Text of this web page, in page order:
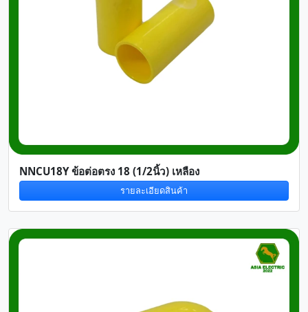
NNCU18Y ข้อต่อตรง 18 (1/2นิ้ว) เหลือง
รายละเอียดสินค้า